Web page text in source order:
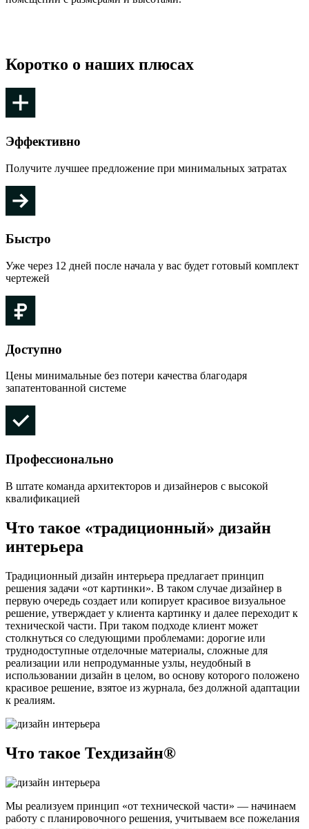
Коротко о наших плюсах
Эффективно
Получите лучшее предложение при минимальных затратах
Быстро
Уже через 12 дней после начала у вас будет готовый комплект
чертежей
Доступно
Цены минимальные без потери качества благодаря
запатентованной системе
Профессионально
В штате команда архитекторов и дизайнеров с высокой
квалификацией
Что такое «традиционный» дизайн
интерьера
Традиционный дизайн интерьера предлагает принцип
решения задачи «от картинки». В таком случае дизайнер в
первую очередь создает или копирует красивое визуальное
решение, утверждает у клиента картинку и далее переходит к
технической части. При таком подходе клиент может
столкнуться со следующими проблемами: дорогие или
труднодоступные отделочные материалы, сложные для
реализации или непродуманные узлы, неудобный в
использовании дизайн в целом, во основу которого положено
красивое решение, взятое из журнала, без должной адаптации
к реалиям.
Что такое Техдизайн®
Мы реализуем принцип «от технической части» — начинаем
работу с планировочного решения, учитываем все пожелания